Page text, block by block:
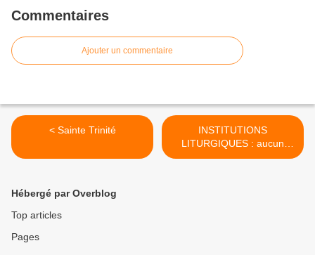
Commentaires
Ajouter un commentaire
< Sainte Trinité
INSTITUTIONS
LITURGIQUES : aucun
pape n'a surpassé Benoît
Hébergé par Overblog
Top articles
Pages